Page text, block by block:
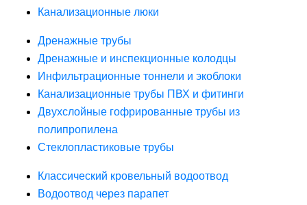
Канализационные люки
Дренажные трубы
Дренажные и инспекционные колодцы
Инфильтрационные тоннели и экоблоки
Канализационные трубы ПВХ и фитинги
Двухслойные гофрированные трубы из
полипропилена
Стеклопластиковые трубы
Классический кровельный водоотвод
Водоотвод через парапет